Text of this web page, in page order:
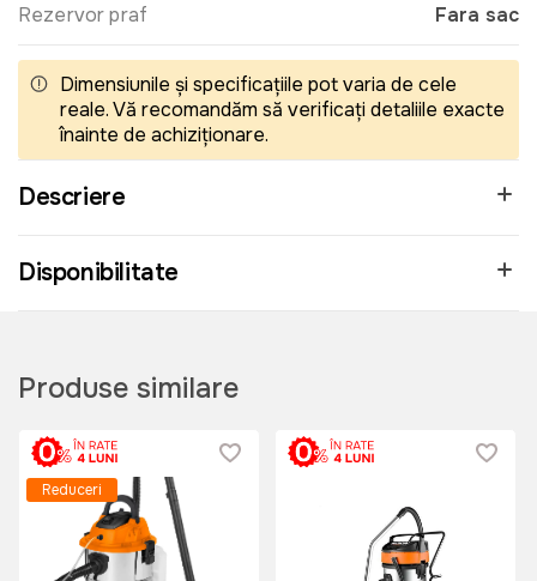
Rezervor praf Fara sac
Dimensiunile și specificațiile pot varia de cele
reale. Vă recomandăm să verificați detaliile exacte
înainte de achiziționare.
Descriere
Disponibilitate
Produse similare
Reduceri